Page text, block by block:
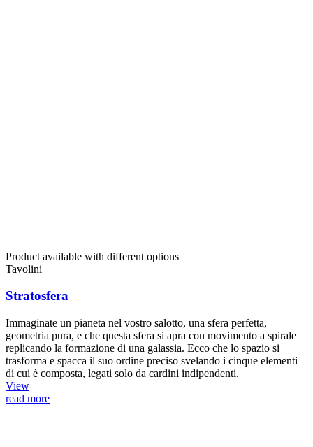
Product available with different options
Tavolini
Stratosfera
Immaginate un pianeta nel vostro salotto, una sfera perfetta,
geometria pura, e che questa sfera si apra con movimento a spirale
replicando la formazione di una galassia. Ecco che lo spazio si
trasforma e spacca il suo ordine preciso svelando i cinque elementi
di cui è composta, legati solo da cardini indipendenti.
View
read more